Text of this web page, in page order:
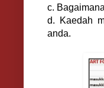
c.
d. Kaedah
anda.